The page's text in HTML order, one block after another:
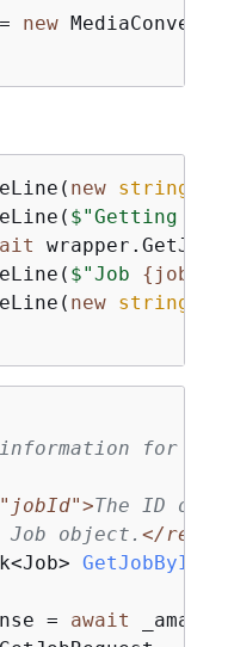
new
new string
$"Getting
$"Job {
new string
for a
The ID of
Job object. </
GetJobById
= await